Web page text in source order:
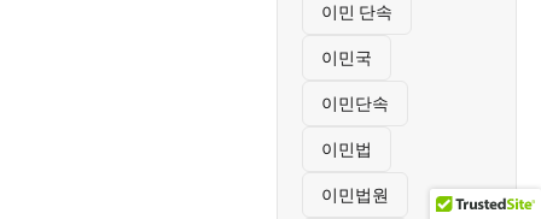
이민 단속
이민국
이민단속
이민법
이민법원